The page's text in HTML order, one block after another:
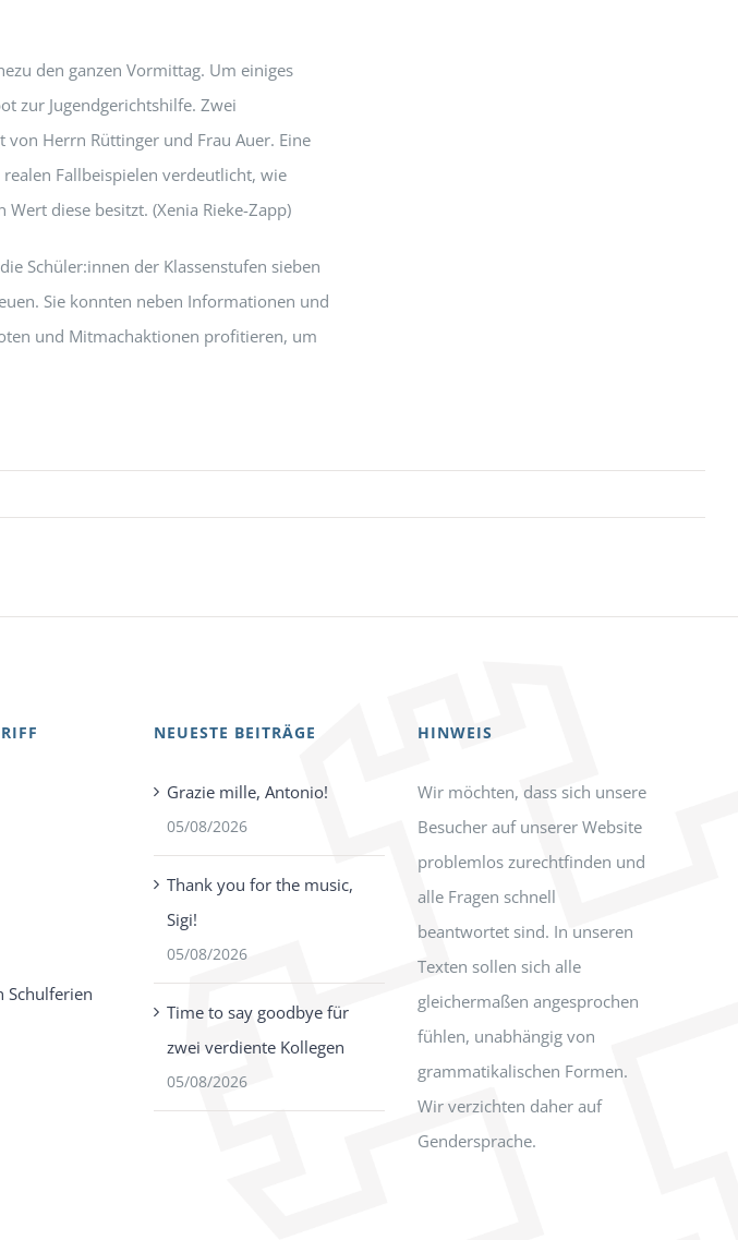
den ganzen Vormittag. Um einiges
zur Jugendgerichtshilfe. Zwei
Herrn Rüttinger und Frau Auer. Eine
Fallbeispielen verdeutlicht, wie
diese besitzt. (Xenia Rieke-Zapp)
Schüler:innen der Klassenstufen sieben
Sie konnten neben Informationen und
und Mitmachaktionen profitieren, um
Schulferien
NEUESTE BEITRÄGE
Grazie mille, Antonio!
05/08/2026
Thank you for the music,
Sigi!
05/08/2026
Time to say goodbye für
zwei verdiente Kollegen
05/08/2026
HINWEIS
Wir möchten, dass sich unsere
Besucher auf unserer Website
problemlos zurechtfinden und
alle Fragen schnell
beantwortet sind. In unseren
Texten sollen sich alle
gleichermaßen angesprochen
fühlen, unabhängig von
grammatikalischen Formen.
Wir verzichten daher auf
Gendersprache.